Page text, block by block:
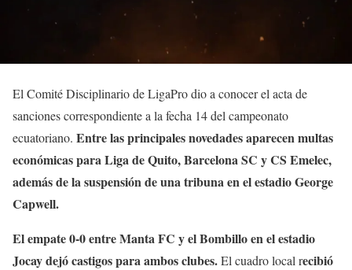
El Comité Disciplinario de LigaPro dio a conocer el acta de
sanciones correspondiente a la fecha 14 del campeonato
ecuatoriano. Entre las principales novedades aparecen multas
económicas para Liga de Quito, Barcelona SC y CS Emelec,
además de la suspensión de una tribuna en el estadio George
Capwell.
El empate 0-0 entre Manta FC y el Bombillo en el estadio
Jocay dejó castigos para ambos clubes.El cuadro local recibió